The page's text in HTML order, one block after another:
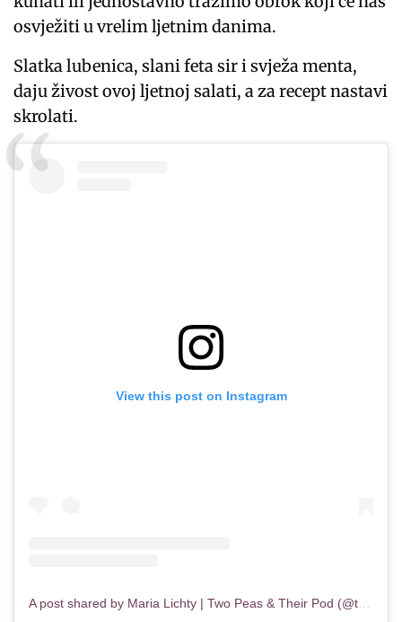
osvježiti u vrelim ljetnim danima.
Slatka lubenica, slani feta sir i svježa menta,
daju živost ovoj ljetnoj salati, a za recept nastavi
skrolati.
View this post on Instagram